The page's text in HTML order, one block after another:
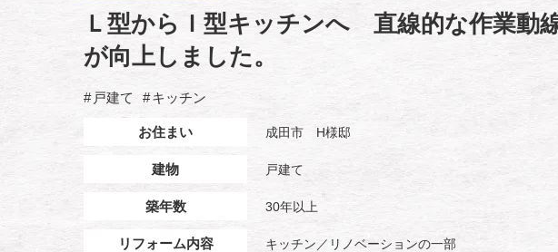
Ｌ型からＩ型キッチンへ 直線的な作業動
が向上しました。
戸建て キッチン
お住まい 成田市 H様邸
建物 戸建て
築年数 30年以上
リフォーム内容 キッチン／リノベーションの一部